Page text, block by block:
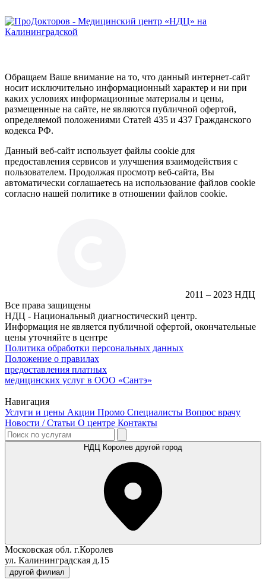
Обращаем Ваше внимание на то, что данный интернет-сайт
носит исключительно информационный характер и ни при
каких условиях информационные материалы и цены,
размещенные на сайте, не являются публичной офертой,
определяемой положениями Статей 435 и 437 Гражданского
кодекса РФ.
Данный веб-сайт использует файлы cookie для
предоставления сервисов и улучшения взаимодействия с
пользователем. Продолжая просмотр веб-сайта, Вы
автоматически соглашаетесь на использование файлов cookie
согласно нашей политике в отношении файлов cookie.
2011 – 2023 НДЦ
Все права защищены
НДЦ - Национальный диагностический центр.
Информация не является публичной офертой, окончательные
цены уточняйте в центре
Политика обработки персональных данных
Положение о правилах
предоставления платных
медицинских услуг в ООО «Сантэ»
Навигация
Услуги и цены Акции Промо Специалисты Вопрос врачу
Новости / Статьи О центре Контакты
НДЦ Королев другой город
Московская обл. г.Королев
ул. Калининградская д.15
другой филиал